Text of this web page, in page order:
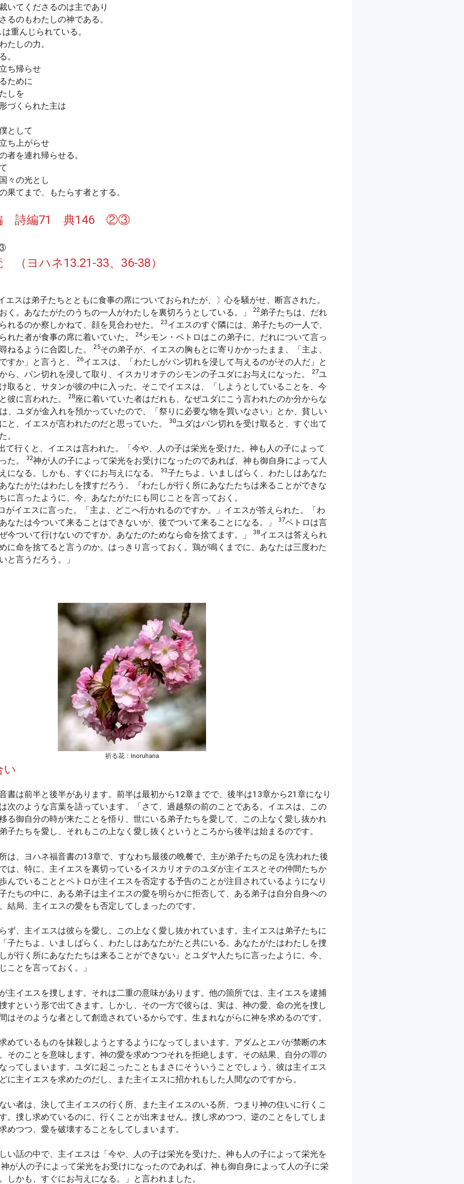
いてくださるのは主であり
るのもわたしの神である。
重んじられている。
たしの力。
。
ち帰らせ
ために
しを
づくられた主は
として
ち上がらせ
者を連れ帰らせる。
々の光とし
果てまで、もたらす者とする。
詩編71 典146 ②③
ヨハネ13.21-33、36-38）
エスは弟子たちとともに食事の席についておられたが、〕心を騒がせ、断言された。
く。あなたがたのうちの一人がわたしを裏切ろうとしている。」
22 弟子たちは、だれ
れるのか察しかねて、顔を見合わせた。
23イエスのすぐ隣には、弟子たちの一人で、
れた者が食事の席に着いていた。
24シモン・ペトロはこの弟子に、だれについて言っ
ねるように合図した。
25その弟子が、イエスの胸もとに寄りかかったまま、「主よ、
すか」と言うと、
26イエスは、「わたしがパン切れを浸して与えるのがその人だ」と
ら、パン切れを浸して取り、イスカリオテのシモンの子ユダにお与えになった。
27ユ
取ると、サタンが彼の中に入った。そこでイエスは、「しようとしていることを、今
彼に言われた。
28座に着いていた者はだれも、なぜユダにこう言われたのか分からな
、ユダが金入れを預かっていたので、「祭りに必要な物を買いなさい」とか、貧しい
と、イエスが言われたのだと思っていた。
30ユダはパン切れを受け取ると、すぐ出て
。
て行くと、イエスは言われた。「今や、人の子は栄光を受けた。神も人の子によって
た。
32神が人の子によって栄光をお受けになったのであれば、神も御自身によって人
になる。しかも、すぐにお与えになる。
33子たちよ、いましばらく、わたしはあなた
なたがたはわたしを捜すだろう。『わたしが行く所にあなたたちは来ることができな
に言ったように、今、あなたがたにも同じことを言っておく。
がイエスに言った。「主よ、どこへ行かれるのですか。」イエスが答えられた。「わ
なたは今ついて来ることはできないが、後でついて来ることになる。」
37ペトロは言
今ついて行けないのですか。あなたのためなら命を捨てます。」
38イエスは答えられ
に命を捨てると言うのか。はっきり言っておく。鶏が鳴くまでに、あなたは三度わた
と言うだろう。」
祈る花：Inoruhana
書は前半と後半があります。前半は最初から12章までで、後半は13章から21章になり
次のような言葉を語っています。「さて、過越祭の前のことである。イエスは、この
る御自分の時が来たことを悟り、世にいる弟子たちを愛して、この上なく愛し抜かれ
子たちを愛し、それもこの上なく愛し抜くというところから後半は始まるのです。
は、ヨハネ福音書の13章で、すなわち最後の晩餐で、主が弟子たちの足を洗われた後
は、特に、主イエスを裏切っているイスカリオテのユダが主イエスとその仲間たちか
んでいることとペトロが主イエスを否定する予告のことが注目されているようになり
たちの中に、ある弟子は主イエスの愛を明らかに拒否して、ある弟子は自分自身への
結局、主イエスの愛をも否定してしまったのです。
ず、主イエスは彼らを愛し、この上なく愛し抜かれています。主イエスは弟子たちに
子たちよ、いましばらく、わたしはあなたがたと共にいる。あなたがたはわたしを捜
が行く所にあなたたちは来ることができない』とユダヤ人たちに言ったように、今、
ことを言っておく。」
主イエスを捜します。それは二重の意味があります。他の箇所では、主イエスを逮捕
すという形で出てきます。しかし、その一方で彼らは、実は、神の愛、命の光を捜し
はそのような者として創造されているからです。生まれながらに神を求めるのです。
めているものを抹殺しようとするようになってしまいます。アダムとエバが禁断の木
そのことを意味します。神の愛を求めつつそれを拒絶します。その結果、自分の罪の
ってしまいます。ユダに起こったこともまさにそういうことでしょう。彼は主イエス
に主イエスを求めたのだし、また主イエスに招かれもした人間なのですから。
い者は、決して主イエスの行く所、また主イエスのいる所、つまり神の住いに行くこ
。捜し求めているのに、行くことが出来ません。捜し求めつつ、逆のことをしてしま
めつつ、愛を破壊することをしてしまいます。
い話の中で、主イエスは「今や、人の子は栄光を受けた。神も人の子によって栄光を
が人の子によって栄光をお受けになったのであれば、神も御自身によって人の子に栄
しかも、すぐにお与えになる。」と言われました。